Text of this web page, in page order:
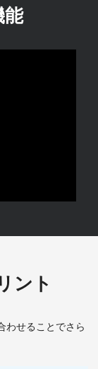
能
ント
わせることでさら